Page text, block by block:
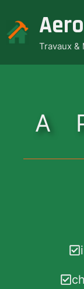
contenu
Travaux &
A